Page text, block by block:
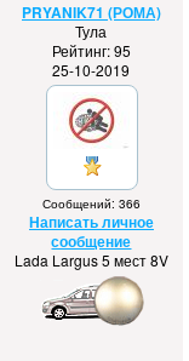
PRYANIK71 (РОМА)
Тула
Рейтинг: 95
25-10-2019
Сообщений: 366
Написать личное
сообщение
Lada Largus 5 мест 8V